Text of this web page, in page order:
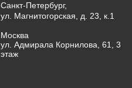
Санкт-Петербург,
ул. Магнитогорская, д. 23, к.1
Москва
ул. Адмирала Корнилова, 61, 3
этаж